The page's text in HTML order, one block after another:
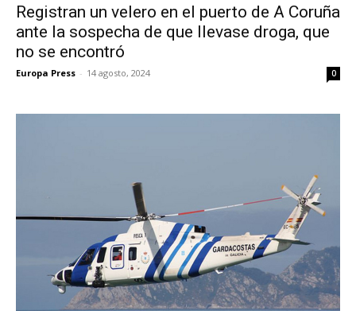
Registran un velero en el puerto de A Coruña
ante la sospecha de que llevase droga, que
no se encontró
Europa Press - 14 agosto, 2024 0